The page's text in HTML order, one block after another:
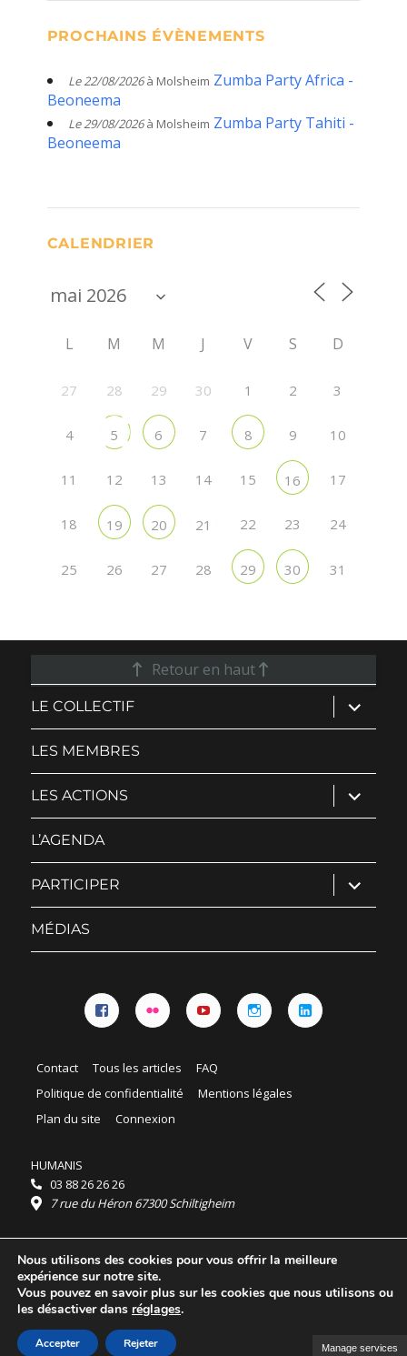
PROCHAINS ÉVÈNEMENTS
Le 22/08/2026à Molsheim Zumba Party Africa -
Beoneema
Le 29/08/2026à Molsheim Zumba Party Tahiti -
Beoneema
CALENDRIER
L M M J V S D
27 28 29 30 1 2 3
4 5 6 7 8 9 10
11 12 13 14 15 16 17
18 19 20 21 22 23 24
25 26 27 28 29 30 31
Retour en haut
LE COLLECTIF ouvrir
le
sous-
LES MEMBRES
LES ACTIONS ouvrir
le
sous-
L’AGENDA
PARTICIPER ouvrir
le
sous-
MÉDIAS
Contact Tous les articles
FAQ
Politique de confidentialité
Mentions légales
Plan du site
Connexion
HUMANIS
03 88 26 26 26
7 rue du Héron 67300 Schiltigheim
Horaires :
HUMANIS : du lundi au vendredi 9h - 18h
Ordidocaz : du lundi au vendredi 8h - 19h
© 2025 HUMANIS, tous droits réservés.
Licence Creative Commons Attribution 4.0
International
Nous utilisons des cookies pour vous offrir la meilleure
expérience sur notre site.
Vous pouvez en savoir plus sur les cookies que nous utilisons ou
les désactiver dans réglages.
Accepter Rejeter Manage services